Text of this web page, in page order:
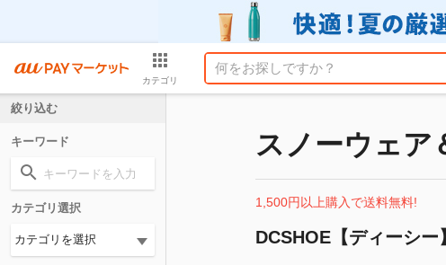
カテゴリ
スノーウェア
1,500円以上購入で送料無料!
DCSHOE【ディーシー】
絞り込む
キーワード
カテゴリ選択